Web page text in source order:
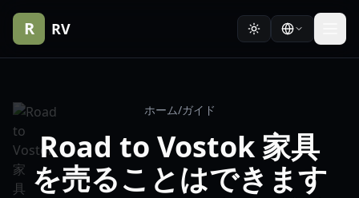
R RV
ホーム/ガイド
Road to Vostok 家具
を売ることはできます